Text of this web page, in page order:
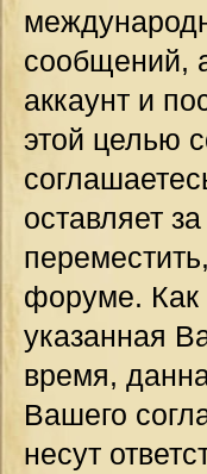
сообщений,
аккаунт и
этой целью
оставляет
форуме. Как
указанная
время,
Вашего
несут